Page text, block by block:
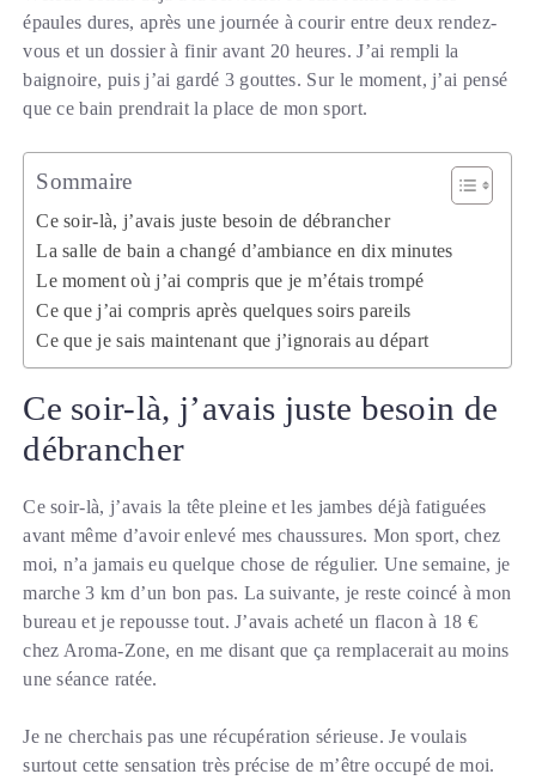
épaules dures, après une journée à courir entre deux rendez-
vous et un dossier à finir avant 20 heures. J’ai rempli la
baignoire, puis j’ai gardé 3 gouttes. Sur le moment, j’ai pensé
que ce bain prendrait la place de mon sport.
Sommaire
Ce soir-là, j’avais juste besoin de débrancher
La salle de bain a changé d’ambiance en dix minutes
Le moment où j’ai compris que je m’étais trompé
Ce que j’ai compris après quelques soirs pareils
Ce que je sais maintenant que j’ignorais au départ
Ce soir-là, j’avais juste besoin de
débrancher
Ce soir-là, j’avais la tête pleine et les jambes déjà fatiguées
avant même d’avoir enlevé mes chaussures. Mon sport, chez
moi, n’a jamais eu quelque chose de régulier. Une semaine, je
marche 3 km d’un bon pas. La suivante, je reste coincé à mon
bureau et je repousse tout. J’avais acheté un flacon à 18 €
chez Aroma-Zone, en me disant que ça remplacerait au moins
une séance ratée.
Je ne cherchais pas une récupération sérieuse. Je voulais
surtout cette sensation très précise de m’être occupé de moi.